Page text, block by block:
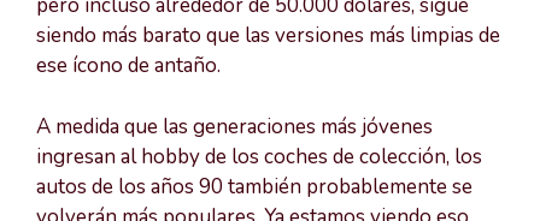
pero incluso alrededor de 50.000 dólares, sigue
siendo más barato que las versiones más limpias de
ese ícono de antaño.
A medida que las generaciones más jóvenes
ingresan al hobby de los coches de colección, los
autos de los años 90 también probablemente se